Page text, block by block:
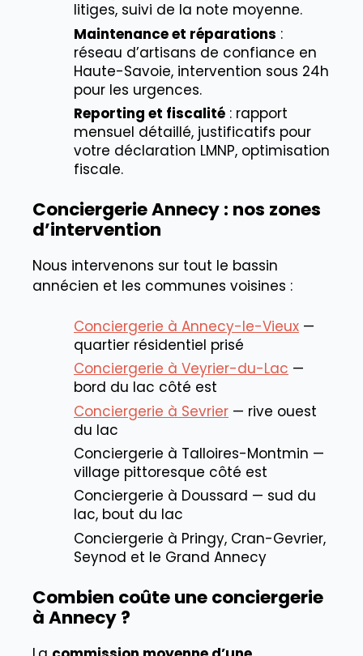
litiges, suivi de la note moyenne.
Maintenance et réparations :
réseau d’artisans de confiance en
Haute-Savoie, intervention sous 24h
pour les urgences.
Reporting et fiscalité : rapport
mensuel détaillé, justificatifs pour
votre déclaration LMNP, optimisation
fiscale.
Conciergerie Annecy : nos zones
d’intervention
Nous intervenons sur tout le bassin
annécien et les communes voisines :
Conciergerie à Annecy-le-Vieux —
quartier résidentiel prisé
Conciergerie à Veyrier-du-Lac —
bord du lac côté est
Conciergerie à Sevrier — rive ouest
du lac
Conciergerie à Talloires-Montmin —
village pittoresque côté est
Conciergerie à Doussard — sud du
lac, bout du lac
Conciergerie à Pringy, Cran-Gevrier,
Seynod et le Grand Annecy
Combien coûte une conciergerie
à Annecy ?